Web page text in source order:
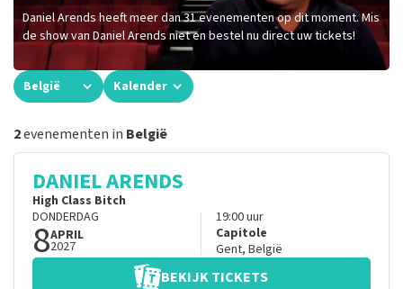
Daniel Arends heeft meer dan 31 evenementen op dit moment. Mis
de show van Daniel Arends niet en bestel nu direct uw tickets!
België Kalender
2evenementen in België
DANIEL ARENDS
High Class Bitch
DONDERDAG
8APRIL
2027
19:00uur
Capitole
Gent, België
BEKIJK TICKETS